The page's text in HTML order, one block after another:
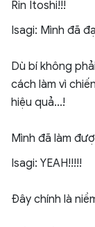
Rin Itoshi!!!
Isagi: Mình đã
Dù bí không
cách làm vì
hiệu quả...!
Mình đã làm
Isagi: YEAH!!!!!
Đây chính là